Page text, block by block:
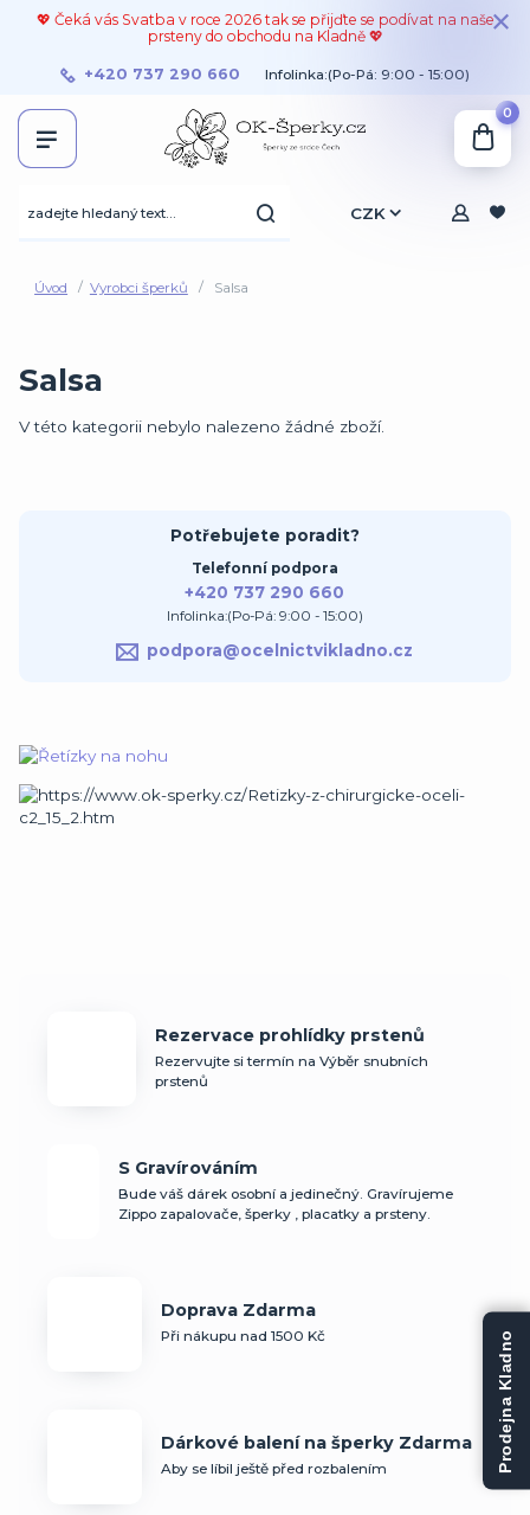
💖 Čeká vás Svatba v roce 2026 tak se přijďte se podívat na naše
prsteny do obchodu na Kladně 💖
CZK
+420 737 290 660 Infolinka:(Po-Pá: 9:00 - 15:00)
0
Úvod Vyrobci šperků Salsa
Salsa
V této kategorii nebylo nalezeno žádné zboží.
Potřebujete poradit?
Telefonní podpora
+420 737 290 660
Infolinka:(Po-Pá: 9:00 - 15:00)
podpora@ocelnictvikladno.cz
Rezervace prohlídky prstenů
Rezervujte si termín na Výběr snubních
prstenů
S Gravírováním
Bude váš dárek osobní a jedinečný. Gravírujeme
Zippo zapalovače, šperky , placatky a prsteny.
Doprava Zdarma
Při nákupu nad 1500 Kč
Dárkové balení na šperky Zdarma
Aby se líbil ještě před rozbalením Prodejna Kladno